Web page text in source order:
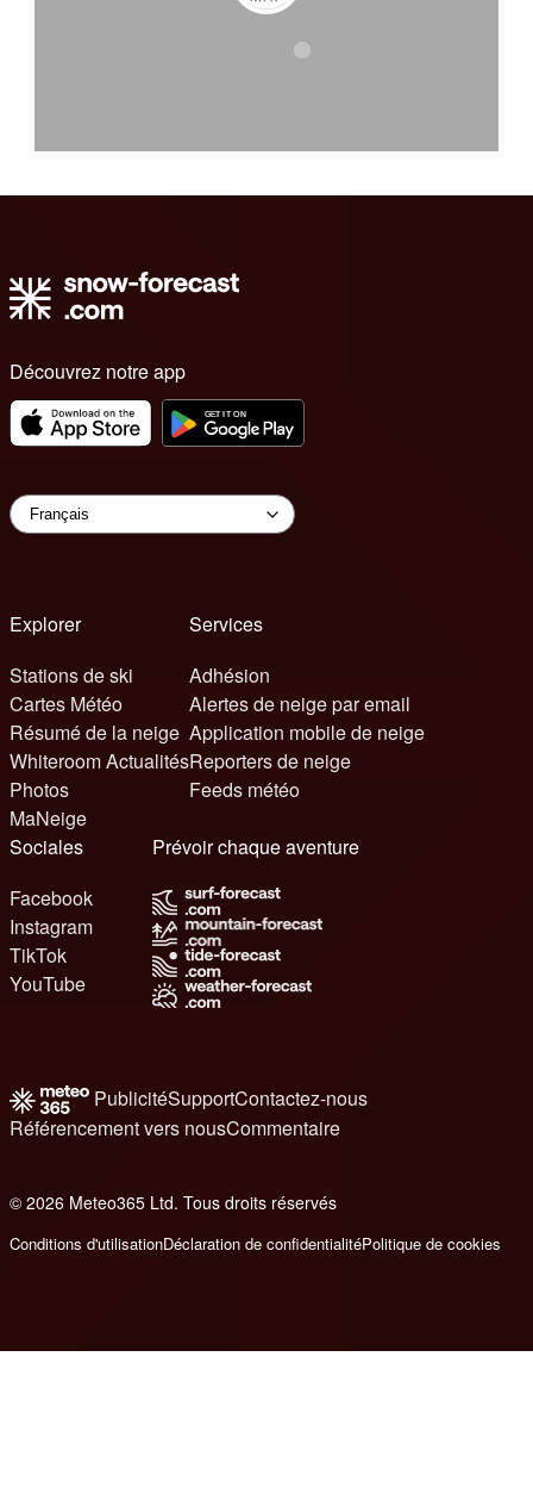
Découvrez notre app
Explorer
Stations de ski
Cartes Météo
Résumé de la neige
Whiteroom Actualités
Photos
MaNeige
Services
Adhésion
Alertes de neige par email
Application mobile de neige
Reporters de neige
Feeds météo
Sociales
Facebook
Instagram
TikTok
YouTube
Prévoir chaque aventure
PublicitéSupportContactez-nous
Référencement vers nousCommentaire
© 2026 Meteo365 Ltd. Tous droits réservés
Conditions d'utilisationDéclaration de confidentialitéPolitique de cookies